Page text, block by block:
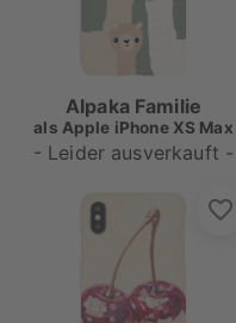
Alpaka Familie
als Apple iPhone XS Max
- Leider ausverkauft -